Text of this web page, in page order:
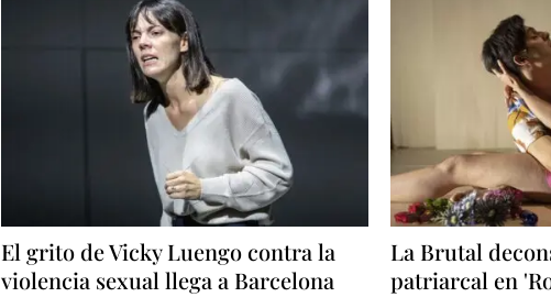
El grito de Vicky Luengo contra la
violencia sexual llega a Barcelona
La Brutal
patriarcal en